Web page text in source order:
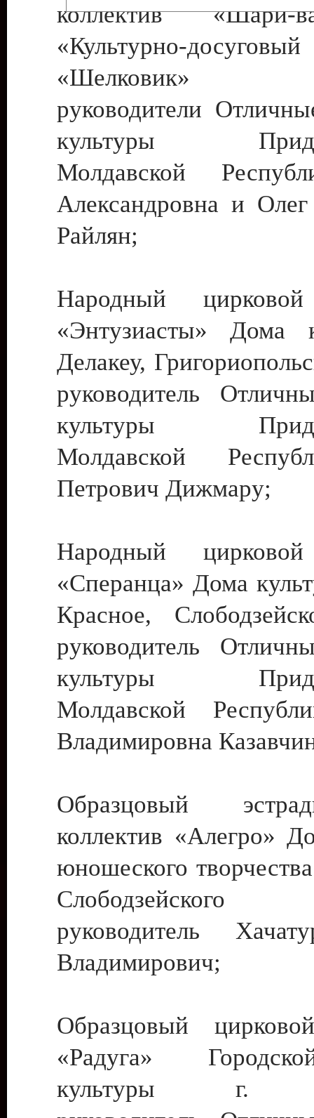
коллектив
«Культурно-
«Шелковик»
руководители
культуры
Молдавской
Александровна и
Райлян;
Народный цирковой
«Энтузиасты» Дома
Делакеу,
руководитель
культуры
Молдавской
Петрович Дижмару;
Народный цирковой
«Сперанца» Дома
Красное,
руководитель
культуры
Молдавской
Владимировна
Образцовый
коллектив «Алегро»
юношеского
руководитель
Владимирович;
Образцовый
«Радуга»
культуры г.